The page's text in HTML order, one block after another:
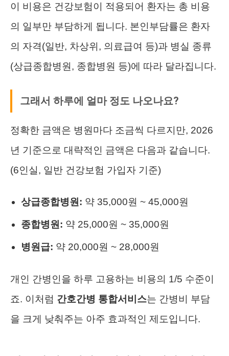
이 비용은 건강보험이 적용되어 환자는 총 비용
의 일부만 부담하게 됩니다. 본인부담률은 환자
의 자격(일반, 차상위, 의료급여 등)과 병실 종류
(상급종합병원, 종합병원 등)에 따라 달라집니다.
그래서 하루에 얼마 정도 나오나요?
정확한 금액은 병원마다 조금씩 다르지만, 2026
년 기준으로 대략적인 금액은 다음과 같습니다.
(6인실, 일반 건강보험 가입자 기준)
상급종합병원: 약 35,000원 ~ 45,000원
종합병원: 약 25,000원 ~ 35,000원
병원급: 약 20,000원 ~ 28,000원
개인 간병인을 하루 고용하는 비용의 1/5 수준이
죠. 이처럼 간호간병 통합서비스는 간병비 부담
을 크게 낮춰주는 아주 효과적인 제도입니다.